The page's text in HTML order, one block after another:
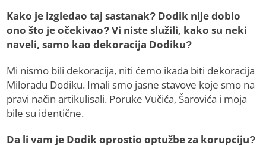
Kako je izgledao taj sastanak? Dodik nije dobio
ono što je očekivao? Vi niste služili, kako su neki
naveli, samo kao dekoracija Dodiku?
Mi nismo bili dekoracija, niti ćemo ikada biti dekoracija
Miloradu Dodiku. Imali smo jasne stavove koje smo na
pravi način artikulisali. Poruke Vučića, Šarovića i moja
bile su identične.
Da li vam je Dodik oprostio optužbe za korupciju?